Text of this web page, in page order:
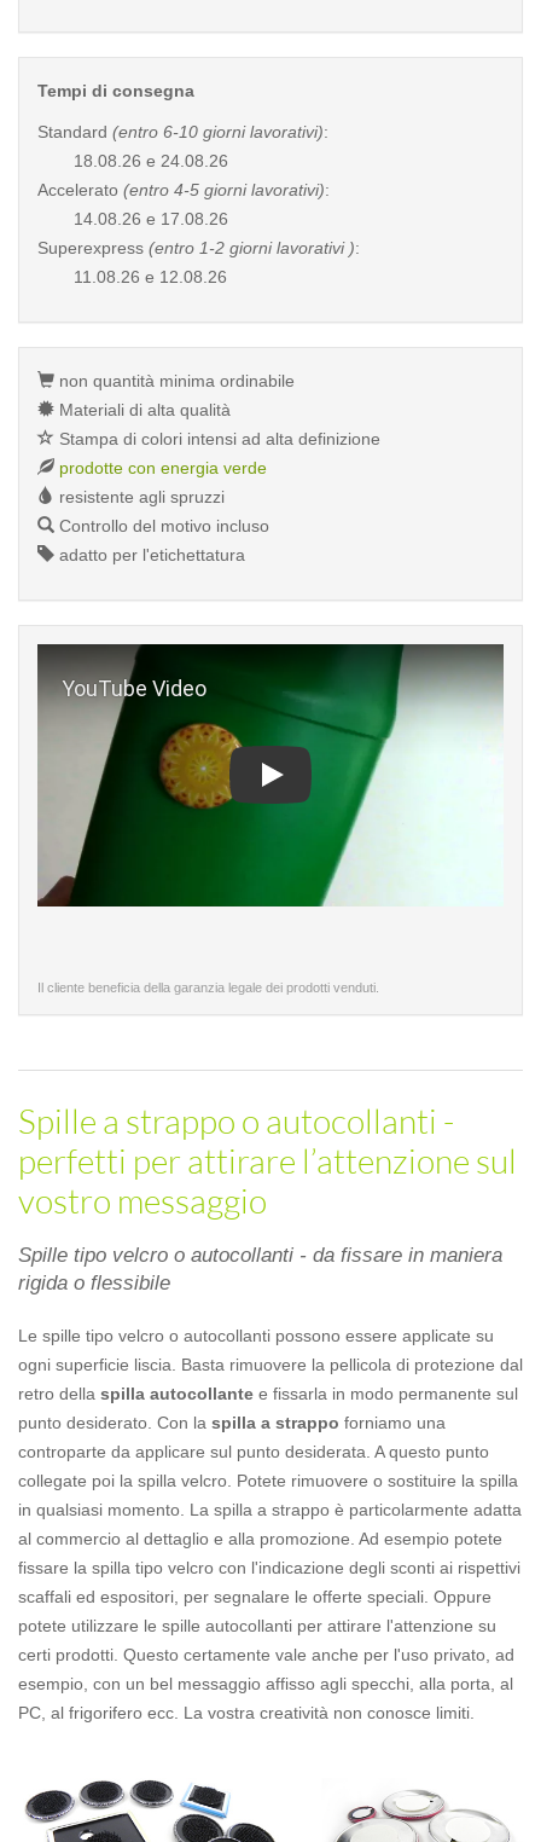
Tempi di consegna
Standard (entro 6-10 giorni lavorativi):
18.08.26 e 24.08.26
Accelerato (entro 4-5 giorni lavorativi):
14.08.26 e 17.08.26
Superexpress (entro 1-2 giorni lavorativi ):
11.08.26 e 12.08.26
non quantità minima ordinabile
Materiali di alta qualità
Stampa di colori intensi ad alta definizione
prodotte con energia verde
resistente agli spruzzi
Controllo del motivo incluso
adatto per l'etichettatura
Il cliente beneficia della garanzia legale dei prodotti venduti.
Spille a strappo o autocollanti -
perfetti per attirare l’attenzione sul
vostro messaggio
Spille tipo velcro o autocollanti - da fissare in maniera
rigida o flessibile
Le spille tipo velcro o autocollanti possono essere applicate su
ogni superficie liscia. Basta rimuovere la pellicola di protezione dal
retro della spilla autocollante e fissarla in modo permanente sul
punto desiderato. Con la spilla a strappo forniamo una
controparte da applicare sul punto desiderata. A questo punto
collegate poi la spilla velcro. Potete rimuovere o sostituire la spilla
in qualsiasi momento. La spilla a strappo è particolarmente adatta
al commercio al dettaglio e alla promozione. Ad esempio potete
fissare la spilla tipo velcro con l'indicazione degli sconti ai rispettivi
scaffali ed espositori, per segnalare le offerte speciali. Oppure
potete utilizzare le spille autocollanti per attirare l'attenzione su
certi prodotti. Questo certamente vale anche per l'uso privato, ad
esempio, con un bel messaggio affisso agli specchi, alla porta, al
PC, al frigorifero ecc. La vostra creatività non conosce limiti.